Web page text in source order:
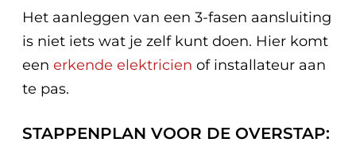
Het aanleggen van een 3-fasen aansluiting
is niet iets wat je zelf kunt doen. Hier komt
een erkende elektricien of installateur aan
te pas.
STAPPENPLAN VOOR DE OVERSTAP: